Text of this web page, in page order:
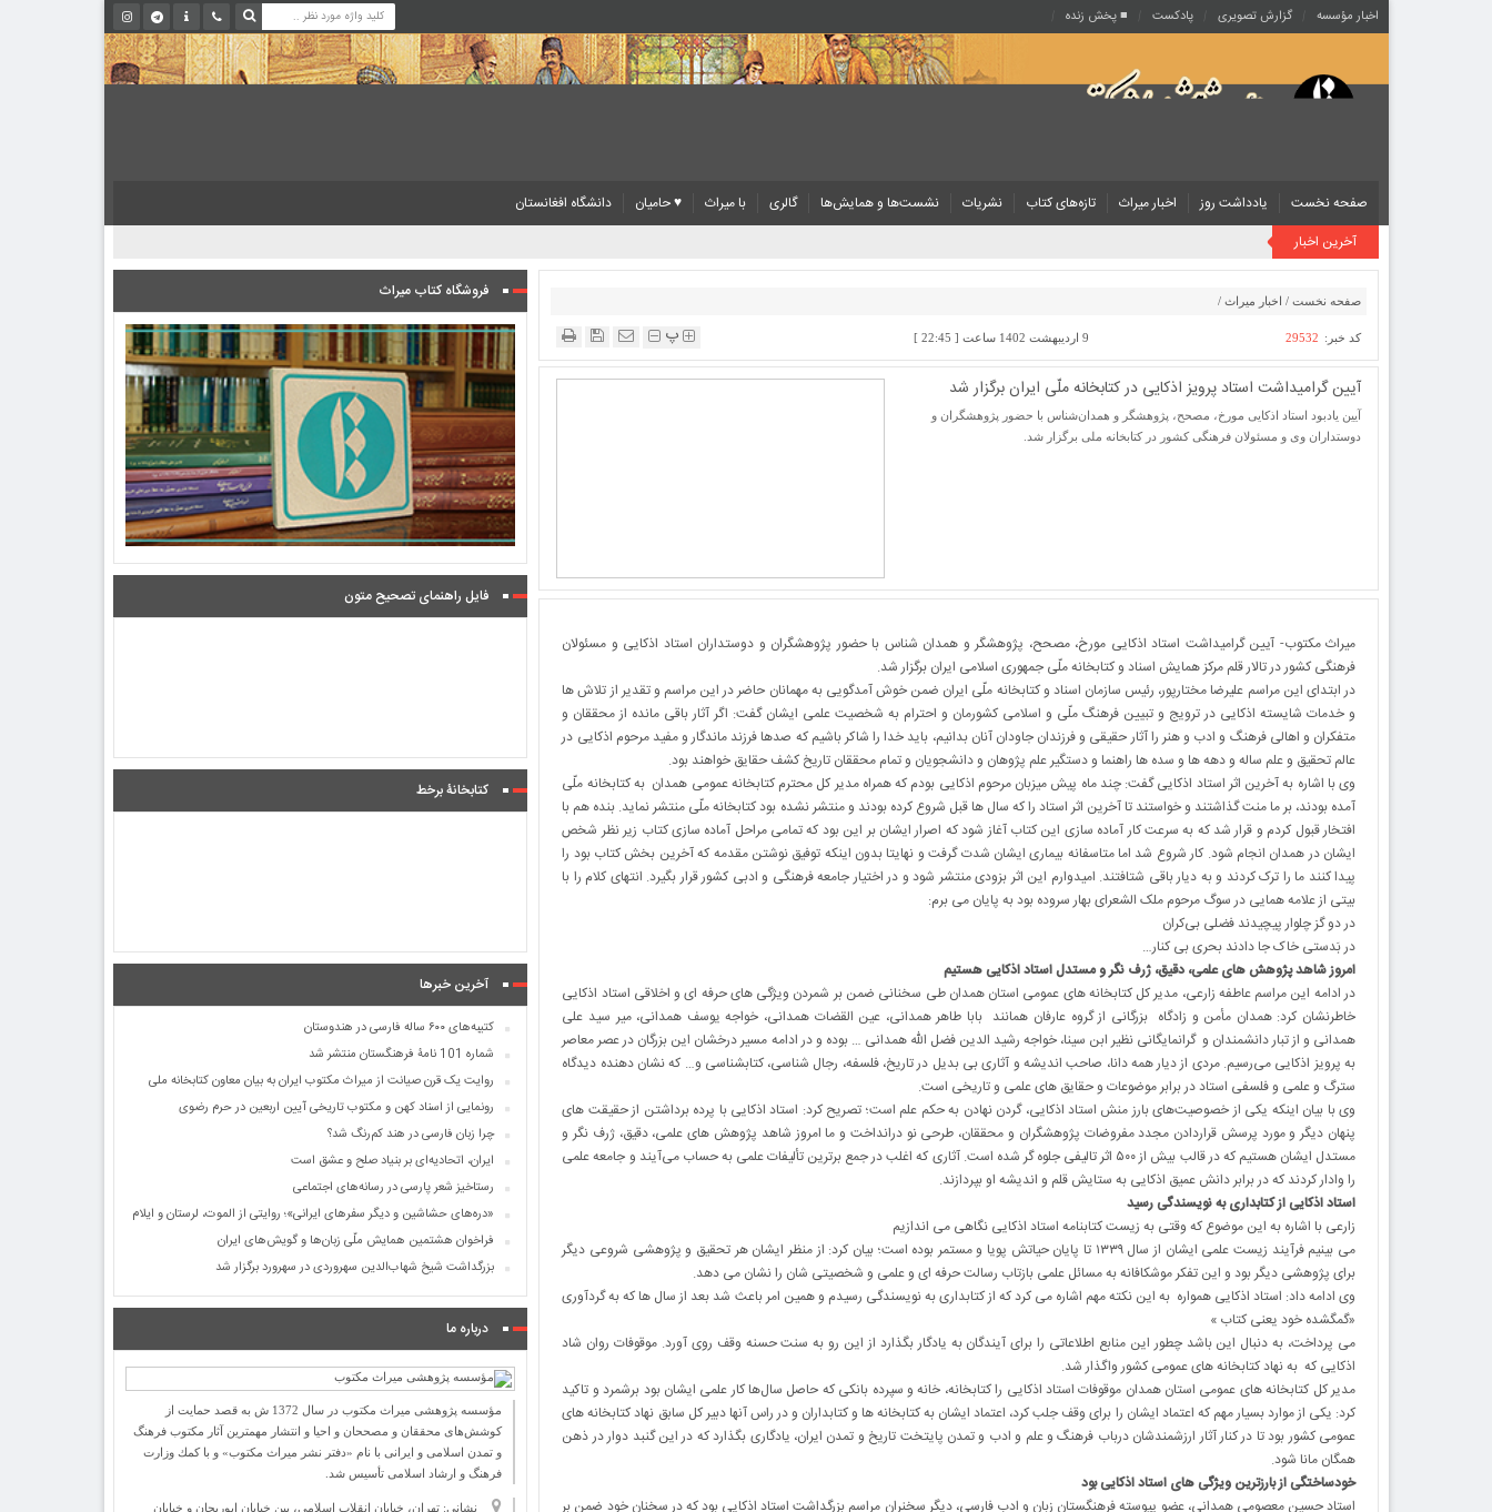
اخبار مؤسسه گزارش تصویری پادکست‌ ■ پخش زنده
صفحه نخست یادداشت روز اخبار میراث تازه‌های کتاب نشریات نشست‌ها و همایش‌ها گالری با میراث ♥ حامیان
دانشگاه افغانستان
آخرین اخبار
صفحه نخست / اخبار میراث /
کد خبر: 29532 9 اردیبهشت 1402 ساعت [ 22:45 ]
پ
آیین گرامیداشت استاد پرویز اذکایی در کتابخانه ملّی ایران برگزار شد
آیین یادبود استاد اذکایی مورخ، مصحح، پژوهشگر و همدان‌شناس با حضور پژوهشگران و
دوستداران وی و مسئولان فرهنگی کشور در کتابخانه ملی برگزار شد.
میراث مکتوب- آیین گرامیداشت استاد اذکایی مورخ، مصحح، پژوهشگر و همدان شناس با حضور پژوهشگران و دوستداران استاد اذکایی و مسئولان
فرهنگی کشور در تالار قلم مرکز همایش اسناد و کتابخانه ملّی جمهوری اسلامی ایران برگزار شد.
در ابتدای این مراسم علیرضا مختارپور، رئیس سازمان اسناد و کتابخانه ملّی ایران ضمن خوش آمدگویی به مهمانان حاضر در این مراسم و تقدیر از تلاش ها
و خدمات شایسته اذکایی در ترویج و تبیین فرهنگ ملّی و اسلامی کشورمان و احترام به شخصیت علمی ایشان گفت: اگر آثار باقی مانده از محققان و
متفکران و اهالی فرهنگ و ادب و هنر را آثار حقیقی و فرزندان جاودان آنان بدانیم، باید خدا را شاکر باشیم که صدها فرزند ماندگار و مفید مرحوم اذکایی در
عالم تحقیق و علم ساله و دهه ها و سده ها راهنما و دستگیر علم پژوهان و دانشجویان و تمام محققان تاریخ کشف حقایق خواهند بود.
وی با اشاره به آخرین اثر استاد اذکایی گفت: چند ماه پیش میزبان مرحوم اذکایی بودم که همراه مدیر کل محترم کتابخانه عمومی همدان به کتابخانه ملّی
آمده بودند، بر ما منت گذاشتند و خواستند تا آخرین اثر استاد را که سال ها قبل شروع کرده بودند و منتشر نشده بود کتابخانه ملّی منتشر نماید. بنده هم با
افتخار قبول کردم و قرار شد که به سرعت کار آماده سازی این کتاب آغاز شود که اصرار ایشان بر این بود که تمامی مراحل آماده سازی کتاب زیر نظر شخص
ایشان در همدان انجام شود. کار شروع شد اما متاسفانه بیماری ایشان شدت گرفت و نهایتا بدون اینکه توفیق نوشتن مقدمه که آخرین بخش کتاب بود را
پیدا کنند ما را ترک کردند و به دیار باقی شتافتند. امیدوارم این اثر بزودی منتشر شود و در اختیار جامعه فرهنگی و ادبی کشور قرار بگیرد. انتهای کلام را با
بیتی از علامه همایی در سوگ مرحوم ملک الشعرای بهار سروده بود به پایان می برم:
در دو گز چلوار پیچیدند فضلی بی‌کران
در بَدستی خاک جا دادند بحری بی کنار…
امروز شاهد پژوهش های علمی، دقیق، ژرف نگر و مستدل استاد اذکایی هستیم
در ادامه این مراسم عاطفه زارعی، مدیر کل کتابخانه های عمومی استان همدان طی سخنانی ضمن بر شمردن ویژگی های حرفه ای و اخلاقی استاد اذکایی
خاطرنشان کرد: همدان مأمن و زادگاه بزرگانی از گروه عارفان همانند بابا طاهر همدانی، عین القضات همدانی، خواجه یوسف همدانی، میر سید علی
همدانی و از تبار دانشمندان و گرانمایگانی نظیر ابن سینا، خواجه رشید الدین فضل الله همدانی … بوده و در ادامه مسیر درخشان این بزرگان در عصر معاصر
به پرویز اذکایی می‌رسیم. مردی از دیار همه دانا، صاحب اندیشه و آثاری بی بدیل در تاریخ، فلسفه، رجال شناسی، کتابشناسی و… که نشان دهنده دیدگاه
سترگ و علمی و فلسفی استاد در برابر موضوعات و حقایق های علمی و تاریخی است.
وی با بیان اینکه یکی از خصوصیت‌های بارز منش استاد اذکایی، گردن نهادن به حکم علم است؛ تصریح کرد: استاد اذکایی با پرده برداشتن از حقیقت های
پنهان دیگر و مورد پرسش قراردادن مجدد مفروضات پژوهشگران و محققان، طرحی نو درانداخت و ما امروز شاهد پژوهش های علمی، دقیق، ژرف نگر و
مستدل ایشان هستیم که در قالب بیش از ۵۰۰ اثر تالیفی جلوه گر شده است. آثاری که اغلب در جمع برترین تألیفات علمی به حساب می‌آیند و جامعه علمی
را وادار کردند که در برابر دانش عمیق اذکایی به ستایش قلم و اندیشه او بپردازند.
استاد اذکایی از کتابداری به نویسندگی رسید
زارعی با اشاره به این موضوع که وقتی به زیست کتابنامه استاد اذکایی نگاهی می اندازیم
می بینیم فرآیند زیست علمی ایشان از سال ۱۳۳۹ تا پایان حیاتش پویا و مستمر بوده است؛ بیان کرد: از منظر ایشان هر تحقیق و پژوهشی شروعی دیگر
برای پژوهشی دیگر بود و این تفکر موشکافانه به مسائل علمی بازتاب رسالت حرفه ای و علمی و شخصیتی شان را نشان می دهد.
وی ادامه داد: استاد اذکایی همواره به این نکته مهم اشاره می کرد که از کتابداری به نویسندگی رسیدم و همین امر باعث شد بعد از سال ها که به گردآوری
«گمگشده خود یعنی کتاب »
می پرداخت، به دنبال این باشد چطور این منابع اطلاعاتی را برای آیندگان به یادگار بگذارد از این رو به سنت حسنه وقف روی آورد. موقوفات روان شاد
اذکایی که به نهاد کتابخانه های عمومی کشور واگذار شد.
مدیر کل کتابخانه های عمومی استان همدان موقوفات استاد اذکایی را کتابخانه، خانه و سپرده بانکی که حاصل سال‌ها کار علمی ایشان بود برشمرد و تاکید
کرد: یکی از موارد بسیار مهم که اعتماد ایشان را برای وقف جلب کرد، اعتماد ایشان به کتابخانه ها و کتابداران و در راس آنها دبیر کل سابق نهاد کتابخانه های
عمومی کشور بود تا در کنار آثار ارزشمندشان درباب فرهنگ و علم و ادب و تمدن پایتخت تاریخ و تمدن ایران، یادگاری بگذارد که در این گنبد دوار در ذهن
همگان مانا شود.
خودساختگی از بارزترین ویژگی های استاد اذکایی بود
استاد حسین معصومی همدانی، عضو پیوسته فرهنگستان زبان و ادب فارسی، دیگر سخنران مراسم بزرگداشت استاد اذکایی بود که در سخنان خود ضمن بر
فروشگاه کتاب میراث
فایل راهنمای تصحیح متون
کتابخانۀ برخط
آخرین خبرها
کتیبه‌های ۶۰۰ ساله فارسی در هندوستان
شماره 101 نامۀ فرهنگستان منتشر شد
روایت یک قرن صیانت از میراث مکتوب ایران به بیان معاون کتابخانه ملی
رونمایی از اسناد کهن و مکتوب تاریخی آیین اربعین در حرم رضوی
چرا زبان فارسی در هند کم‌رنگ شد؟
ایران، اتحادیه‌ای بر بنیاد صلح و عشق است
رستاخیز شعر پارسی در رسانه‌های اجتماعی
«دره‌های حشاشین و دیگر سفرهای ایرانی»؛ روایتی از الموت، لرستان و ایلام
فراخوان هشتمین همایش ملّی زبان‌ها و گویش‌های ایران
بزرگداشت شیخ شهاب‌الدین سهروردی در سهرورد برگزار شد
درباره ما
مؤسسه پژوهشی میراث مكتوب در سال 1372 ش به قصد حمایت از
كوشش‌های محققان و مصححان و احیا و انتشار مهمترین آثار مكتوب فرهنگ
و تمدن اسلامی و ایرانی با نام «دفتر نشر میراث مكتوب» و با كمك وزارت
فرهنگ و ارشاد اسلامی تأسیس شد.
نشانی: تهران، خیابان انقلاب اسلامی، بین خیابان ابوریحان و خیابان